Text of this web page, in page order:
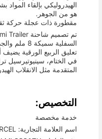
الهيدروليكي بإلقاء
هو من الجوهر.
مقطورة ذات عجلة حركة
تعليق الربيع الورقية
في الختام، سينيوتيرسيل
المتقدمة مثل الانقلاب
التخصيص:
خدمة مخصصة
اسم العلامة التجارية: SINOTERCEL